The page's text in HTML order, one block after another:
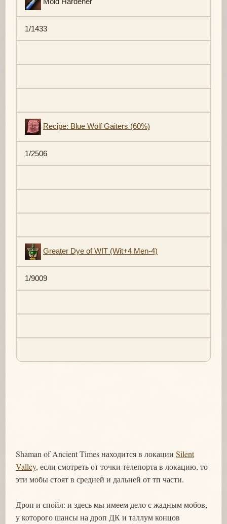
1/1433
Recipe: Blue Wolf Gaiters (60%)
1/2506
Greater Dye of WIT (Wit+4 Men-4)
1/9009
Shaman of Ancient Times находится в локации Silent
Valley, если смотреть от точки телепорта в локацию, то
эти мобы стоят в средней и дальней от тп части.
Дроп и спойл: и здесь мы имеем дело с жадным мобов,
у которого шансы на дроп ДК и таллум концов